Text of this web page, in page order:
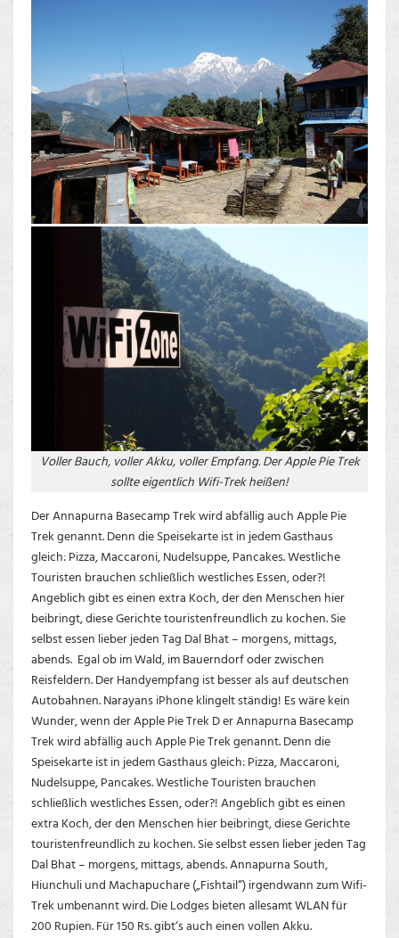
Voller Bauch, voller Akku, voller Empfang. Der Apple Pie Trek
sollte eigentlich Wifi-Trek heißen!
Der Annapurna Basecamp Trek wird abfällig auch Apple Pie
Trek genannt. Denn die Speisekarte ist in jedem Gasthaus
gleich: Pizza, Maccaroni, Nudelsuppe, Pancakes. Westliche
Touristen brauchen schließlich westliches Essen, oder?!
Angeblich gibt es einen extra Koch, der den Menschen hier
beibringt, diese Gerichte touristenfreundlich zu kochen. Sie
selbst essen lieber jeden Tag Dal Bhat – morgens, mittags,
abends. Egal ob im Wald, im Bauerndorf oder zwischen
Reisfeldern. Der Handyempfang ist besser als auf deutschen
Autobahnen. Narayans iPhone klingelt ständig! Es wäre kein
Wunder, wenn der Apple Pie Trek D er Annapurna Basecamp
Trek wird abfällig auch Apple Pie Trek genannt. Denn die
Speisekarte ist in jedem Gasthaus gleich: Pizza, Maccaroni,
Nudelsuppe, Pancakes. Westliche Touristen brauchen
schließlich westliches Essen, oder?! Angeblich gibt es einen
extra Koch, der den Menschen hier beibringt, diese Gerichte
touristenfreundlich zu kochen. Sie selbst essen lieber jeden Tag
Dal Bhat – morgens, mittags, abends. Annapurna South,
Hiunchuli und Machapuchare („Fishtail“) irgendwann zum Wifi-
Trek umbenannt wird. Die Lodges bieten allesamt WLAN für
200 Rupien. Für 150 Rs. gibt‘s auch einen vollen Akku.